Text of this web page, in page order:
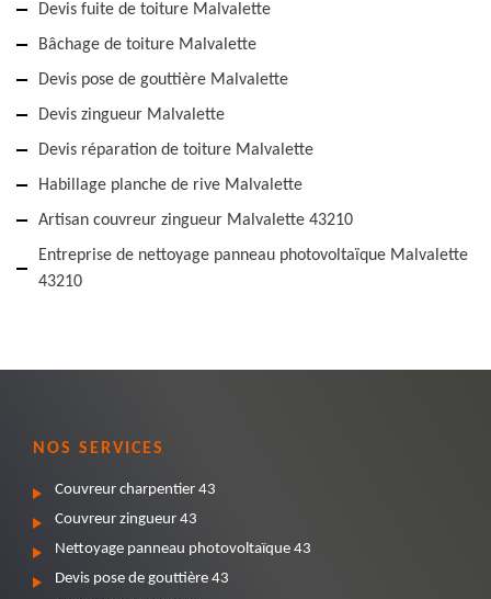
Devis fuite de toiture Malvalette
Bâchage de toiture Malvalette
Devis pose de gouttière Malvalette
Devis zingueur Malvalette
Devis réparation de toiture Malvalette
Habillage planche de rive Malvalette
Artisan couvreur zingueur Malvalette 43210
Entreprise de nettoyage panneau photovoltaïque Malvalette
43210
NOS SERVICES
Couvreur charpentier 43
Couvreur zingueur 43
Nettoyage panneau photovoltaïque 43
Devis pose de gouttière 43